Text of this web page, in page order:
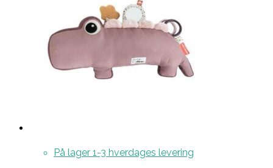
På lager 1-3 hverdages levering